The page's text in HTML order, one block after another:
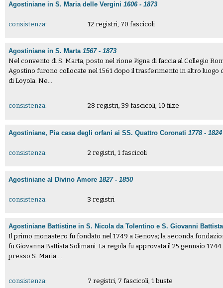
Agostiniane in S. Maria delle Vergini1606 - 1873
consistenza: 12 registri, 70 fascicoli
Agostiniane in S. Marta1567 - 1873
Nel convento di S. Marta, posto nel rione Pigna di faccia al Collegio
Agostino furono collocate nel 1561 dopo il trasferimento in altro
di Loyola. Ne...
consistenza: 28 registri, 39 fascicoli, 10 filze
Agostiniane, Pia casa degli orfani ai SS. Quattro Coronati1778 - 1824
consistenza: 2 registri, 1 fascicoli
Agostiniane al Divino Amore1827 - 1850
consistenza: 3 registri
Agostiniane Battistine in S. Nicola da Tolentino e S. Giovanni
Il primo monastero fu fondato nel 1749 a Genova; la seconda
fu Giovanna Battista Solimani. La regola fu approvata il 25 gennaio
presso S. Maria ...
consistenza: 7 registri, 7 fascicoli, 1 buste